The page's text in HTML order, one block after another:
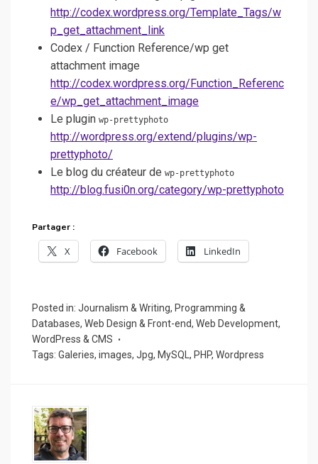
http://codex.wordpress.org/Template_Tags/w
p_get_attachment_link
Codex / Function Reference/wp get
attachment image
http://codex.wordpress.org/Function_Referenc
e/wp_get_attachment_image
Le plugin wp-prettyphoto
http://wordpress.org/extend/plugins/wp-
prettyphoto/
Le blog du créateur de wp-prettyphoto
http://blog.fusi0n.org/category/wp-prettyphoto
Partager :
X Facebook LinkedIn
Posted in: Journalism & Writing, Programming &
Databases, Web Design & Front-end, Web Development,
WordPress & CMS
Tags: Galeries, images, Jpg, MySQL , PHP, Wordpress